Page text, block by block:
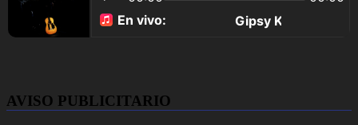
AVISO PUBLICITARIO